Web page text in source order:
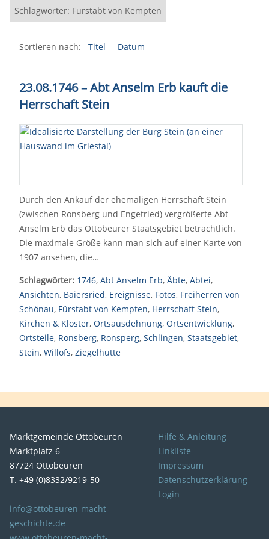
Schlagwörter: Fürstabt von Kempten
Sortieren nach: Titel Datum
23.08.1746 – Abt Anselm Erb kauft die
Herrschaft Stein
Durch den Ankauf der ehemaligen Herrschaft Stein
(zwischen Ronsberg und Engetried) vergrößerte Abt
Anselm Erb das Ottobeurer Staatsgebiet beträchtlich.
Die maximale Größe kann man sich auf einer Karte von
1907 ansehen, die…
Schlagwörter: 1746, Abt Anselm Erb, Äbte, Abtei,
Ansichten, Baiersried, Ereignisse, Fotos, Freiherren von
Schönau, Fürstabt von Kempten, Herrschaft Stein,
Kirchen & Kloster, Ortsausdehnung, Ortsentwicklung,
Ortsteile, Ronsberg, Ronsperg, Schlingen, Staatsgebiet,
Stein, Willofs, Ziegelhütte
Marktgemeinde Ottobeuren
Marktplatz 6
87724 Ottobeuren
T. +49 (0)8332/9219-50
info@ottobeuren-macht-
geschichte.de
Hilfe & Anleitung
Linkliste
Impressum
Datenschutzerklärung
Login